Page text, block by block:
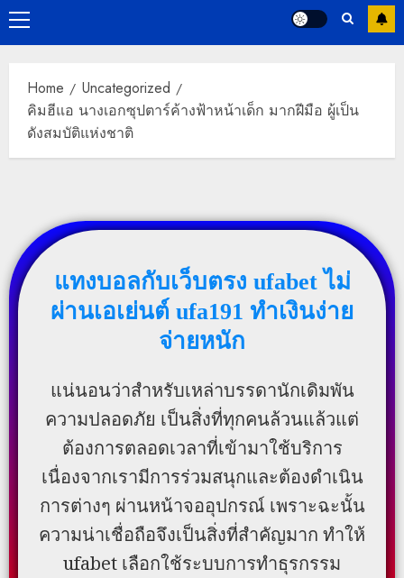
Primary
Menu
Home
Uncategorized
คิมฮีแอ นางเอกซุปตาร์ค้างฟ้าหน้าเด็ก มากฝีมือ ผู้เป็น
ดังสมบัติแห่งชาติ
แทงบอลกับเว็บตรง ufabet ไม่
ผ่านเอเย่นต์ ufa191 ทำเงินง่าย
จ่ายหนัก
แน่นอนว่าสำหรับเหล่าบรรดานักเดิมพัน
ความปลอดภัย เป็นสิ่งที่ทุกคนล้วนแล้วแต่
ต้องการตลอดเวลาที่เข้ามาใช้บริการ
เนื่องจากเรามีการร่วมสนุกและต้องดำเนิน
การต่างๆ ผ่านหน้าจออุปกรณ์ เพราะฉะนั้น
ความน่าเชื่อถือจึงเป็นสิ่งที่สำคัญมาก ทำให้
ufabet เลือกใช้ระบบการทำธุรกรรม